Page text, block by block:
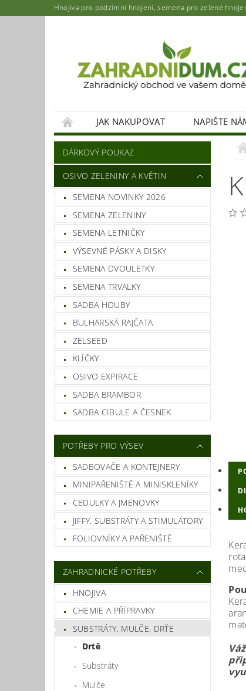
Hnojiva pro podzimní hnojení, semena pro zelené
JAK NAKUPOVAT NAPIŠTE
DÁRKOVÝ POUKAZ
OSIVO ZELENINY A KVĚTIN
SEMENA NOVINKY 2026
SEMENA ZELENINY
SEMENA LETNIČKY
VÝSEVNÉ PÁSKY A DISKY
SEMENA DVOULETKY
SEMENA TRVALKY
SADBA HOUBY
BULHARSKÁ RAJČATA
ZELSEED
KLÍČKY
OSIVO EXPIRACE
SADBA BRAMBOR
SADBA CIBULE A ČESNEK
POTŘEBY PRO VÝSEV
SADBOVAČE A KONTEJNERY
MINIPAŘENIŠTĚ A MINISKLENÍKY
CEDULKY A JMENOVKY
JIFFY, SUBSTRÁTY A STIMULÁTORY
FOLIOVNÍKY A PAŘENIŠTĚ
ZAHRADNICKÉ POTŘEBY
HNOJIVA
CHEMIE A PŘÍPRAVKY
SUBSTRÁTY, MULČE, DRŤE
Drtě
Substráty
Mulče